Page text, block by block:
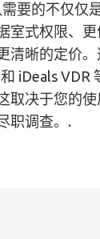
要的不仅仅
室式权限、
清晰的定价
iDeals VDR
取决于您的使
职调查。.